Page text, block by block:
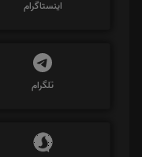
اینستاگرام
تلگرام